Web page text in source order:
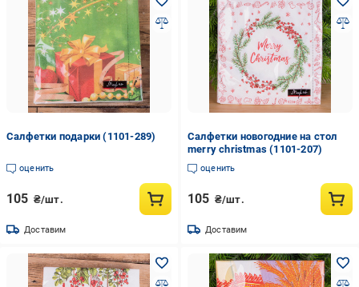
Салфетки подарки (1101-289)
оценить
105 ₴/шт.
Доставим
Салфетки новогодние на стол
merry christmas (1101-207)
оценить
105 ₴/шт.
Доставим